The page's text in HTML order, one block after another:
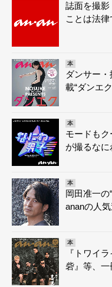
誌面を撮影
ことは法律
本
ダンサー
載“ダンエ
本
モードも
が撮るなに
本
岡田准一の
ananの人
本
『トワイ
砦』等、一